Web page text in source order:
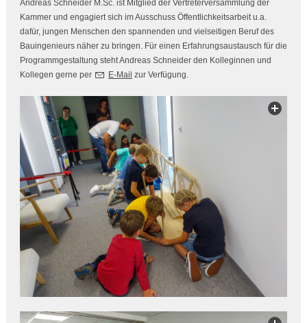
Andreas Schneider M.Sc. ist Mitglied der Vertreterversammlung der
Kammer und engagiert sich im Ausschuss Öffentlichkeitsarbeit u.a.
dafür, jungen Menschen den spannenden und vielseitigen Beruf des
Bauingenieurs näher zu bringen. Für einen Erfahrungsaustausch für die
Programmgestaltung steht Andreas Schneider den Kolleginnen und
Kollegen gerne per
E-Mail zur Verfügung.